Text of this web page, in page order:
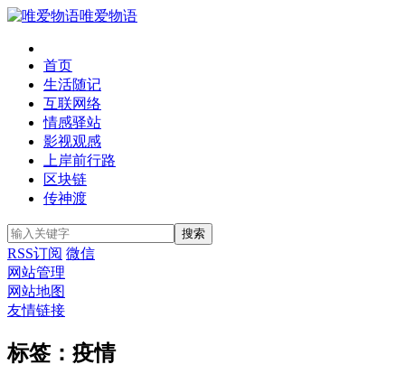
唯爱物语
首页
生活随记
互联网络
情感驿站
影视观感
上岸前行路
区块链
传神渡
RSS订阅 微信
网站管理
网站地图
友情链接
标签：疫情